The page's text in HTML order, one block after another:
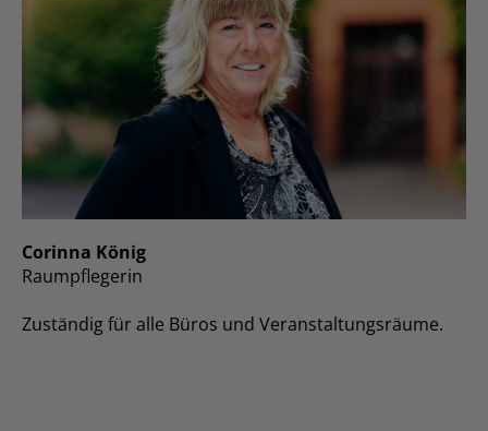
Corinna König
Raumpflegerin
Zuständig für alle Büros und Veranstaltungsräume.